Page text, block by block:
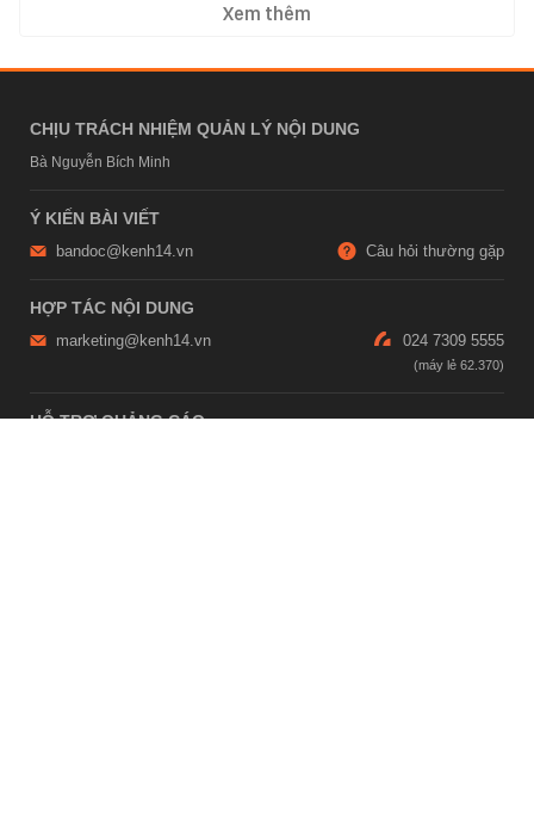
Xem thêm
CHỊU TRÁCH NHIỆM QUẢN LÝ NỘI DUNG
Bà Nguyễn Bích Minh
Ý KIẾN BÀI VIẾT
bandoc@kenh14.vn Câu hỏi thường gặp
HỢP TÁC NỘI DUNG
marketing@kenh14.vn 024 7309 5555
HỖ TRỢ QUẢNG CÁO